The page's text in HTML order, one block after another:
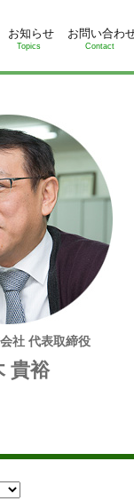
お知らせ
Topics
お問い合わ
Contact
社 代表取締役
貴裕